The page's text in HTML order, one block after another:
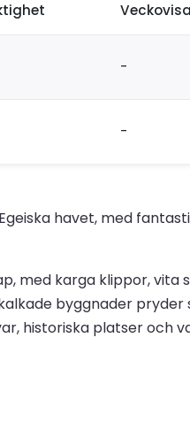
-
-
havet, med
med karga klippor,
byggnader
historiska platser och